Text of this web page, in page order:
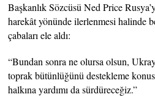
Başkanlık Sözcüsü Ned Price
harekât yönünde ilerlenmesi halinde
çabaları ele aldı:
“Bundan sonra ne olursa olsun,
toprak bütünlüğünü destekleme
halkına yardımı da sürdüreceğiz.”